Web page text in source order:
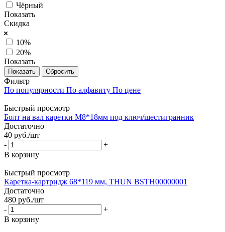
Чёрный
Показать
Скидка
10%
20%
Показать
Сбросить
Фильтр
По популярности По алфавиту По цене
Быстрый просмотр
Болт на вал каретки М8*18мм под ключ/шестигранник
Достаточно
40 руб./шт
-
+
В корзину
Быстрый просмотр
Каретка-картридж 68*119 мм, THUN BSTH00000001
Достаточно
480 руб./шт
-
+
В корзину